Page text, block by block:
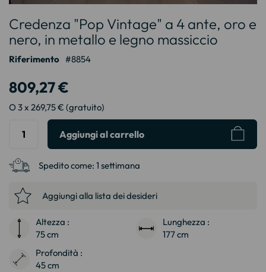
all'inizio
della
galleria
di
Credenza "Pop Vintage" a 4 ante, oro e
nero, in metallo e legno massiccio
Riferimento 8854
809,27 €
O 3 x 269,75 € (gratuito)
Aggiungi al carrello
Spedito come: 1 settimana
Aggiungi alla lista dei desideri
Altezza :
75 cm
Lunghezza :
177 cm
Profondità :
45 cm